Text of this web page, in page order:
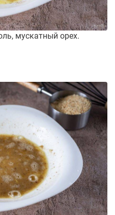
мускатный орех.